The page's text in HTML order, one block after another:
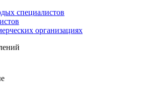
специалистов
организациях